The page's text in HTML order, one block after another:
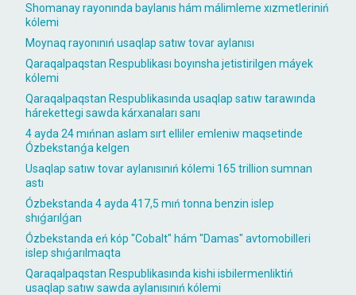
Shomanay rayonında baylanıs hám málimleme xızmetleriniń
kólemi
Moynaq rayonınıń usaqlap satıw tovar aylanısı
Qaraqalpaqstan Respublikası boyınsha jetistirilgen máyek
kólemi
Qaraqalpaqstan Respublikasında usaqlap satıw tarawında
hárekettegi sawda kárxanaları sanı
4 ayda 24 mıńnan aslam sırt elliler emleniw maqsetinde
Ózbekstanǵa kelgen
Usaqlap satıw tovar aylanısınıń kólemi 165 trillion sumnan
astı
Ózbekstanda 4 ayda 417,5 mıń tonna benzin islep
shıǵarılǵan
Ózbekstanda eń kóp "Cobalt" hám "Damas" avtomobilleri
islep shıǵarılmaqta
Qaraqalpaqstan Respublikasında kishi isbilermenliktiń
usaqlap satıw sawda aylanısınıń kólemi